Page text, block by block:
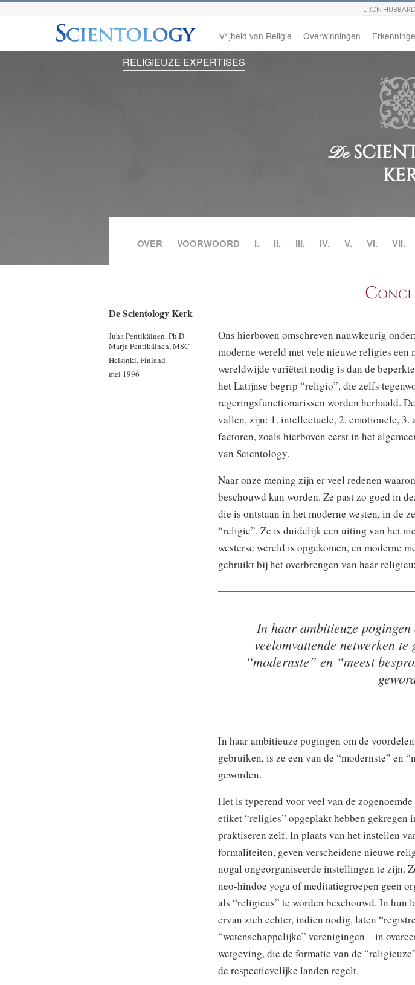
L RON
Vrijheid van Religie Overwinningen
RELIGIEUZE EXPERTISES
De
OVER VOORWOORD I. II. III. IV. V. VI. VII.
De Scientology Kerk
Juha Pentikäinen, Ph.D.
Marja Pentikäinen, MSC
Helsinki, Finland
mei 1996
Ons hierboven omschreven nauwkeurig
moderne wereld met vele nieuwe religies
wereldwijde variëteit nodig is dan de
het Latijnse begrip “religio”, die zelfs
regeringsfunctionarissen worden herhaald.
vallen, zijn: 1. intellectuele, 2. emotionele, 3.
factoren, zoals hierboven eerst in het
van Scientology.
Naar onze mening zijn er veel redenen
beschouwd kan worden. Ze past zo goed in
die is ontstaan in het moderne westen, in de
“religie”. Ze is duidelijk een uiting van het
westerse wereld is opgekomen, en moderne
gebruikt bij het overbrengen van haar
In haar ambitieuze
veelomvattende netwerken
“modernste” en “meest
In haar ambitieuze pogingen om de
gebruiken, is ze een van de “modernste” en
geworden.
Het is typerend voor veel van de
etiket “religies” opgeplakt hebben gekregen
praktiseren zelf. In plaats van het instellen
formaliteiten, geven verscheidene nieuwe
nogal ongeorganiseerde instellingen te zijn.
neo-hindoe yoga of meditatiegroepen geen
als “religieus” te worden beschouwd. In hun
ervan zich echter, indien nodig, laten
“wetenschappelijke” verenigingen – in
wetgeving, die de formatie van de
de respectievelijke landen regelt.